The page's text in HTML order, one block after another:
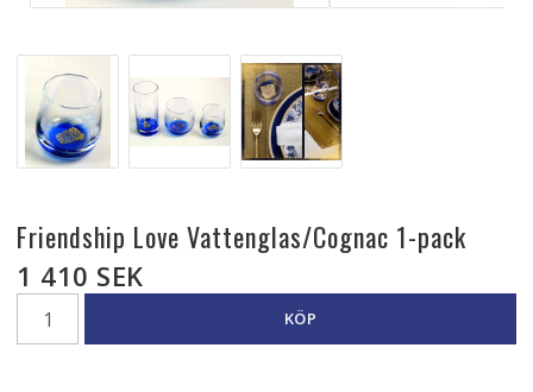
Friendship Love Vattenglas/Cognac 1-pack
1 410 SEK
KÖP